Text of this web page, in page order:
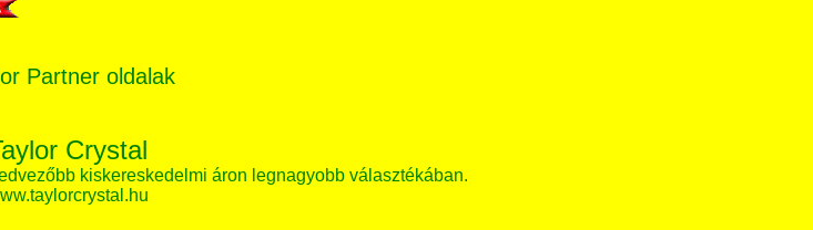
Partner oldalak
Crystal
kiskereskedelmi áron legnagyobb választékában.